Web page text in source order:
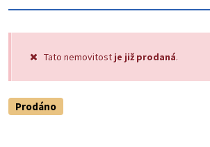
Tato nemovitost je již prodaná.
Prodáno